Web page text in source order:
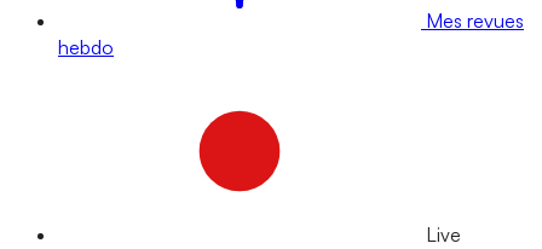
Mes revues
hebdo
Live